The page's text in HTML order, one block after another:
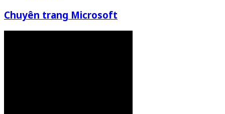
Chuyên trang Microsoft